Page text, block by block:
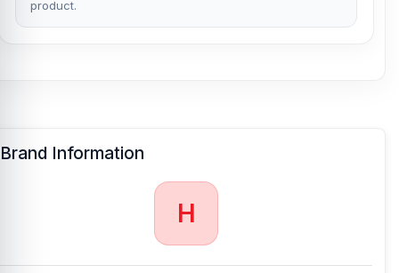
product.
Brand Information
H